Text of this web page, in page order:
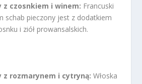
z czosnkiem i winem: Francuski
schab pieczony jest z dodatkiem
i ziół prowansalskich.
z rozmarynem i cytryną: Włoska